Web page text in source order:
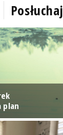
Posłuchaj
plan